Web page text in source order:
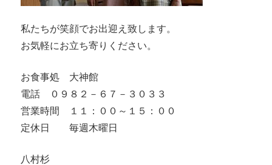
私たちが笑顔でお出迎え致します。
お気軽にお立ち寄りください。
お食事処 大神館
電話 ０９８２－６７－３０３３
営業時間 １１：００～１５：００
定休日 毎週木曜日
八村杉